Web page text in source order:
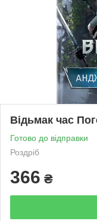
Відьмак час
Готово до відправки
Роздріб
366 ₴